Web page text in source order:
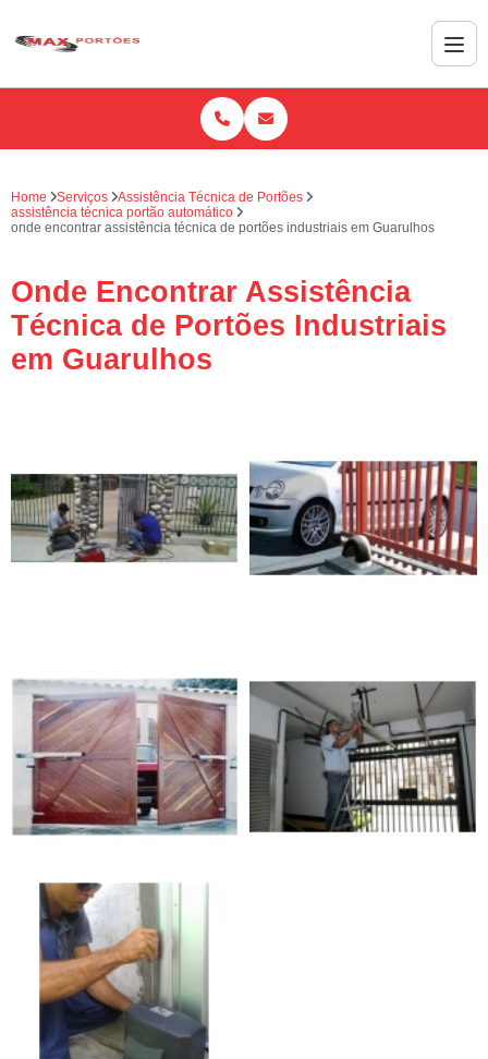
Home Serviços
Assistência Técnica de Portões
assistência técnica portão automático
onde encontrar assistência técnica de portões industriais em Guarulhos
Onde Encontrar Assistência
Técnica de Portões Industriais
em Guarulhos